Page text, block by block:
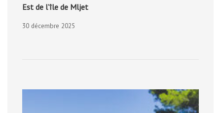
Est de l’île de Mljet
30 décembre 2025